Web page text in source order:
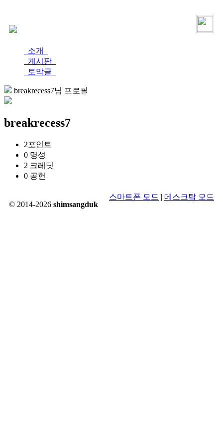
소개
게시판
토막글
breakrecess7님 프로필
breakrecess7
2포인트
0 명성
2 크레딧
0 공헌
© 2014-2026 shimsangduk
스마트폰 모드 | 데스크탑 모드